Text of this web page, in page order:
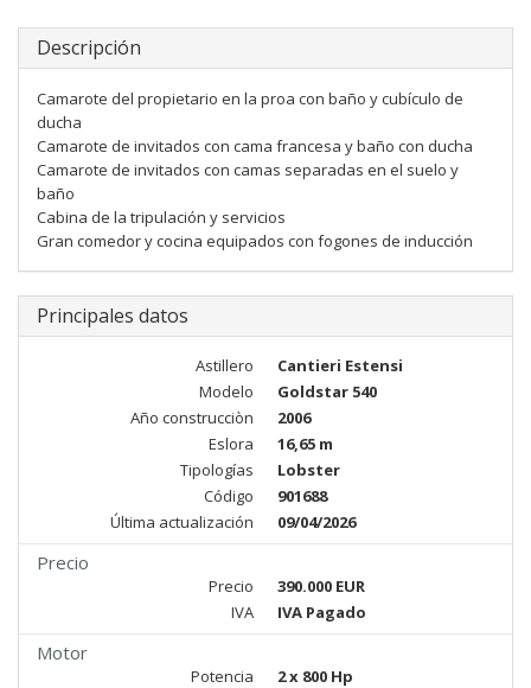
Descripción
Camarote del propietario en la proa con baño y cubículo de
ducha
Camarote de invitados con cama francesa y baño con ducha
Camarote de invitados con camas separadas en el suelo y
baño
Cabina de la tripulación y servicios
Gran comedor y cocina equipados con fogones de inducción
Principales datos
Astillero
Cantieri Estensi
Modelo
Goldstar 540
Año construcciòn
2006
Eslora
16,65 m
Tipologías
Lobster
Código
901688
Última actualización
09/04/2026
Precio
Precio
390.000 EUR
IVA
IVA Pagado
Motor
Potencia
2 x 800 Hp